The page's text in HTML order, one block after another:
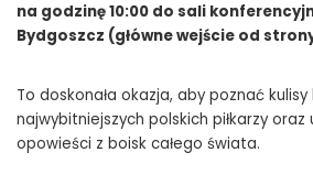
na godzinę 10:00 do sali
Bydgoszcz (główne wejście od
To doskonała okazja, aby poznać
najwybitniejszych polskich piłkarzy oraz
opowieści z boisk całego świata.